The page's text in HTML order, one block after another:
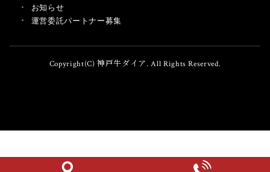
お知らせ
運営委託パートナー募集
Copyright(C) 神戸牛ダイア. All Rights Reserved.